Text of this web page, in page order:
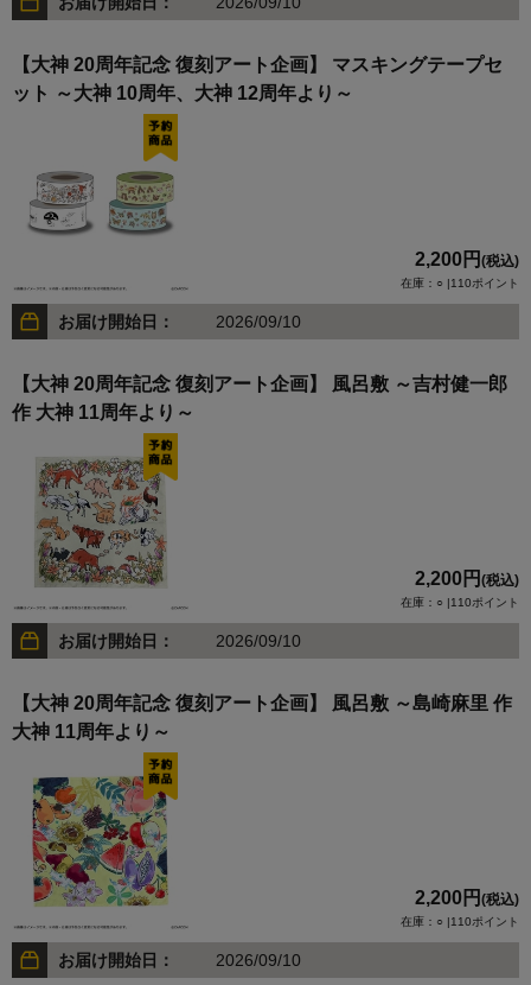
【大神 20周年記念 復刻アート企画】 マスキングテープセ
ット ～大神 10周年、大神 12周年より～
2,200円 (税込)
在庫：○ |110ポイント
お届け開始日： 2026/09/10
【大神 20周年記念 復刻アート企画】 風呂敷 ～吉村健一郎
作 大神 11周年より～
2,200円 (税込)
在庫：○ |110ポイント
お届け開始日： 2026/09/10
【大神 20周年記念 復刻アート企画】 風呂敷 ～島崎麻里 作
大神 11周年より～
2,200円 (税込)
在庫：○ |110ポイント
お届け開始日： 2026/09/10